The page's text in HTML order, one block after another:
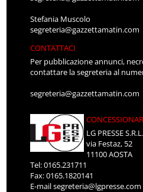
Stefania Muscolo
segreteria@gazzettamatin.com
CONTATTACI
Per pubblicazione annunci,
contattare la segreteria al
segreteria@gazzettamatin.com
LG PRESSE S.R.L.
via Festaz, 52
11100 AOSTA
Tel: 0165.231711
Fax: 0165.1820141
E-mailsegreteria@lgpresse.com